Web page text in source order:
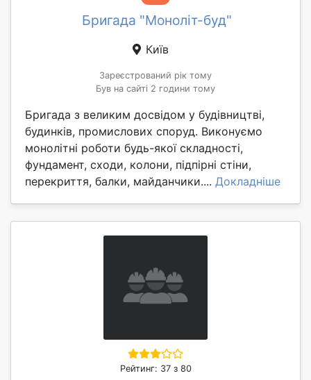
Бригада "Моноліт-буд"
Київ
Зареєстрований рік тому
Був на сайті 2 години тому
Бригада з великим досвідом у будівництві,
будинків, промислових споруд. Виконуємо
монолітні роботи будь-якої складності,
фундамент, сходи, колони, підпірні стіни,
перекриття, балки, майданчики.... Докладніше
Рейтинг: 37 з 80